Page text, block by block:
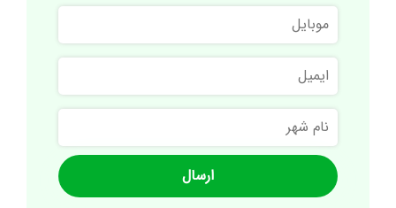
خانوادگی
موبایل
ایمیل
نام
شهر